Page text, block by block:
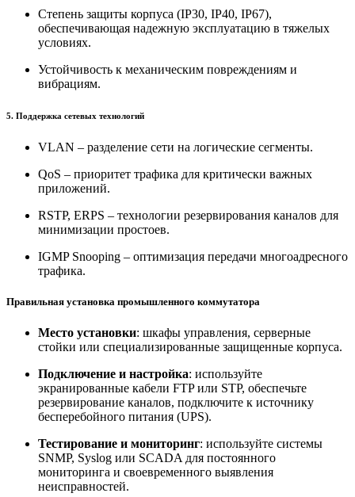
Степень защиты корпуса (IP30, IP40, IP67),
обеспечивающая надежную эксплуатацию в тяжелых
условиях.
Устойчивость к механическим повреждениям и
вибрациям.
5. Поддержка сетевых технологий
VLAN – разделение сети на логические сегменты.
QoS – приоритет трафика для критически важных
приложений.
RSTP, ERPS – технологии резервирования каналов для
минимизации простоев.
IGMP Snooping – оптимизация передачи многоадресного
трафика.
Правильная установка промышленного коммутатора
Место установки: шкафы управления, серверные
стойки или специализированные защищенные корпуса.
Подключение и настройка: используйте
экранированные кабели FTP или STP, обеспечьте
резервирование каналов, подключите к источнику
бесперебойного питания (UPS).
Тестирование и мониторинг: используйте системы
SNMP, Syslog или SCADA для постоянного
мониторинга и своевременного выявления
неисправностей.